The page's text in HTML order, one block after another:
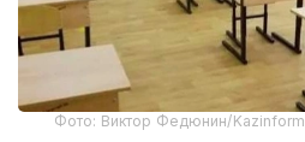
Фото: Виктор Федюнин/Kazinform